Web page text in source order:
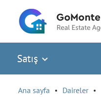
Satış
Ana sayfa Daireler